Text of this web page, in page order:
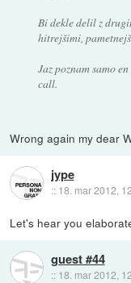
Bi dekle delil z
hitrejšimi,
Jaz poznam samo
call.
Wrong again my dear
jype
:: 18. mar 2012,
Let's hear you
guest #44
:: 18. mar 2012,